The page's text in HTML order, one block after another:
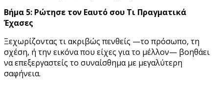
Βήμα 5: Ρώτησε τον Εαυτό σου Τι Πραγματικά
Έχασες
Ξεχωρίζοντας τι ακριβώς πενθείς —το πρόσωπο, τη
σχέση, ή την εικόνα που είχες για το μέλλον— βοηθάει
να επεξεργαστείς το συναίσθημα με μεγαλύτερη
σαφήνεια.